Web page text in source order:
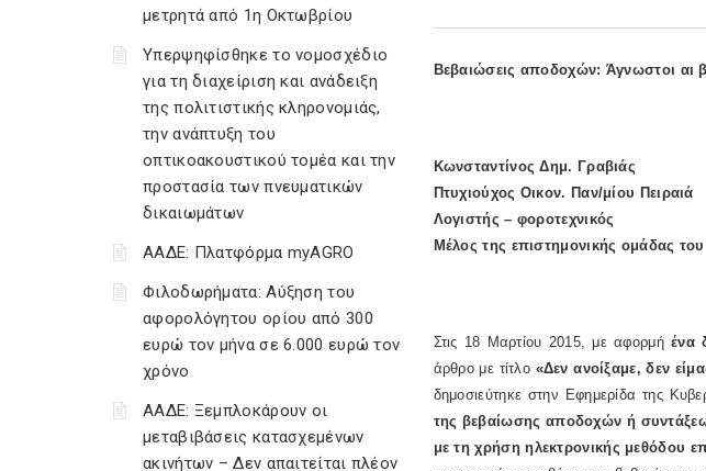
μετρητά από 1η Οκτωβρίου
Υπερψηφίσθηκε το νομοσχέδιο
για τη διαχείριση και ανάδειξη
της πολιτιστικής κληρονομιάς,
την ανάπτυξη του
οπτικοακουστικού τομέα και την
προστασία των πνευματικών
δικαιωμάτων
ΑΑΔΕ: Πλατφόρμα myAGRO
Φιλοδωρήματα: Αύξηση του
αφορολόγητου ορίου από 300
ευρώ τον μήνα σε 6.000 ευρώ τον
χρόνο
ΑΑΔΕ: Ξεμπλοκάρουν οι
μεταβιβάσεις κατασχεμένων
ακινήτων – Δεν απαιτείται πλέον
Βεβαιώσεις αποδοχών: Άγνωστοι αι
Κωνσταντίνος Δημ. Γραβιάς
Πτυχιούχος Οικον. Παν/μίου Πειραιά
Λογιστής – φοροτεχνικός
Μέλος της επιστημονικής ομάδας του
Στις 18 Μαρτίου 2015, με αφορμήένα
άρθρο με τίτλο «Δεν ανοίξαμε, δεν
δημοσιεύτηκε στην Εφημερίδα της
της βεβαίωσης αποδοχών ή
με τη χρήση ηλεκτρονικής μεθόδου